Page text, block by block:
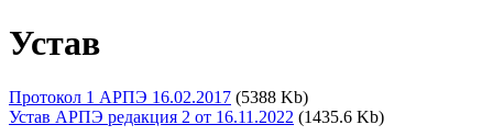
Устав
Протокол 1 АРПЭ 16.02.2017 (5388 Kb)
Устав АРПЭ редакция 2 от 16.11.2022 (1435.6 Kb)